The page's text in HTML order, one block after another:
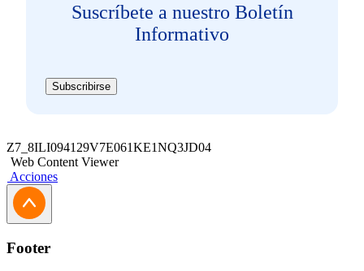
Suscríbete a nuestro Boletín
Informativo
Subscribirse
Z7_8ILI094129V7E061KE1NQ3JD04
Web Content Viewer
Acciones
Footer